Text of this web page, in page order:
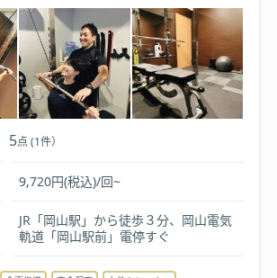
5点 (1件）
9,720円(税込)/回~
JR「岡山駅」から徒歩３分、岡山電気
軌道「岡山駅前」電停すぐ